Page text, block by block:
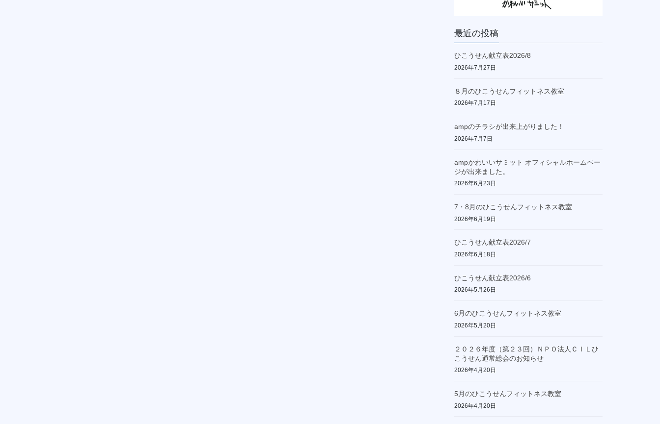
最近の投稿
ひこうせん献立表2026/8
2026年7月27日
８月のひこうせんフィットネス教室
2026年7月17日
ampのチラシが出来上がりました！
2026年7月7日
ampかわいいサミット オフィシャルホームペー
ジが出来ました。
2026年6月23日
7・8月のひこうせんフィットネス教室
2026年6月19日
ひこうせん献立表2026/7
2026年6月18日
ひこうせん献立表2026/6
2026年5月26日
6月のひこうせんフィットネス教室
2026年5月20日
２０２６年度（第２３回）ＮＰＯ法人ＣＩＬひ
こうせん通常総会のお知らせ
2026年4月20日
5月のひこうせんフィットネス教室
2026年4月20日